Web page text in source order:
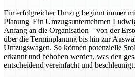
Ein erfolgreicher Umzug beginnt immer
Planung. Ein Umzugsunternehmen
Anfang an die Organisation – von der
über die Terminplanung bis hin zur
Umzugswagen. So können potenzielle
erkannt und behoben werden, was den
entscheidend vereinfacht und beschleunigt.